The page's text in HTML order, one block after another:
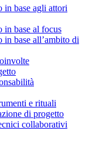
in base agli attori
in base al focus
base all’ambito di
e rituali
di progetto
collaborativi